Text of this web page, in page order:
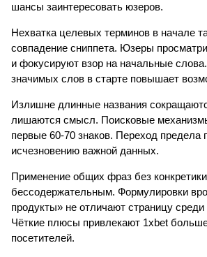
шансы заинтересовать юзеров.
Нехватка целевых терминов в начале
совпадение сниппета. Юзеры
и фокусируют взор на начальные
значимых слов в старте повышает
Излишне длинные названия
лишаются смысл. Поисковые
первые 60-70 знаков. Переход предела
исчезновению важной данных.
Применение общих фраз без
бессодержательным. Формулировки
продукты» не отличают страницу среди
Чёткие плюсы привлекают 1xbet
посетителей.